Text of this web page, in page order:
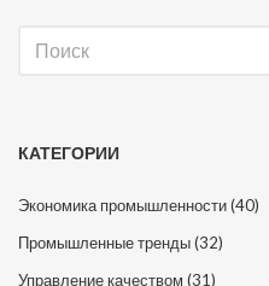
КАТЕГОРИИ
Экономика промышленности(40)
Промышленные тренды(32)
Управление качеством (31)